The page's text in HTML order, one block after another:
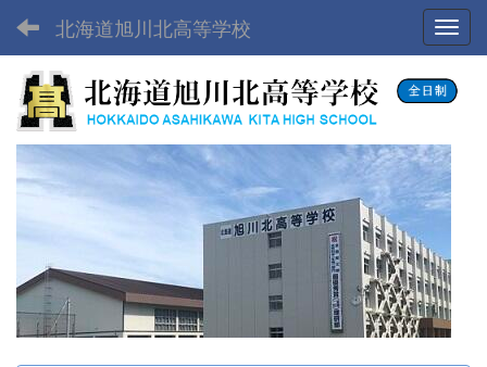
北海道旭川北高等学校